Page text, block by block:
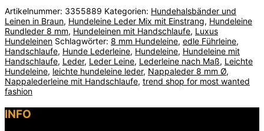
Artikelnummer: 3355889 Kategorien: Hundehalsbänder und
Leinen in Braun, Hundeleine Leder Mix mit Einstrang, Hundeleine
Rundleder 8 mm, Hundeleinen mit Handschlaufe, Luxus
Hundeleinen Schlagwörter: 8 mm Hundeleine, edle Führleine,
Handschlaufe, Hunde Lederleine, Hundeleine, Hundeleine mit
Handschlaufe, Leder, Leder Leine, Lederleine nach Maß, Leichte
Hundeleine, leichte hundeleine leder, Nappaleder 8 mm Ø,
Nappalederleine mit Handschlaufe, trend shop for most wanted
fashion
INFO